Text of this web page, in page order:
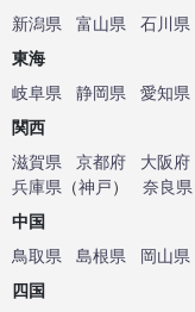
新潟県
富山県 石川県
東海
岐阜県
静岡県 愛知県
関西
滋賀県
京都府 大阪府
兵庫県 （神戸） 奈良県
中国
鳥取県
島根県 岡山県
四国